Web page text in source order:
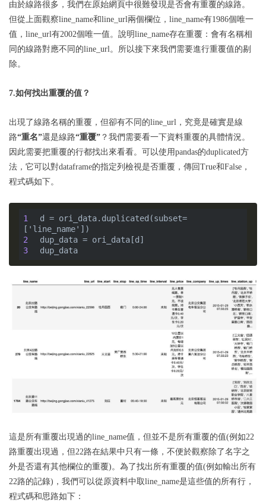
由於線路很多，我們在原始網頁中很難發現是否會有重覆的線路。
但從上面觀察line_name和line_url兩個欄位，line_name有1986個唯一
值，line_url有2002個唯一值。說明line_name存在重覆：會有名稱相
同的線路對應不同的line_url。所以接下來我們需要進行重覆值的剔
除。
7.如何找出重覆的值？
出現了線路名稱的重覆，但卻有不同的line_url，究竟是確實是線
路“重名”還是線路“重覆” ？我們需要看一下資料重覆的具體情況。
因此需要把重覆的行都找出來看看。可以使用pandas的duplicated方
法，它可以對dataframe的指定列檢視是否重覆，傳回True和False，
程式碼如下。
1
d = ori_data.duplicated(subset=
2
3
這是所有重覆出現過的line_name值，但並不是所有重覆的值(例如22
路重覆出現過，但22路在結果中只有一條，不便於觀察除了名字之
外是否還有其他欄位的重覆)。為了找出所有重覆的值(例如輸出所有
22路的記錄)，我們可以從原資料中取line_name是這些值的所有行，
程式碼和思路如下：